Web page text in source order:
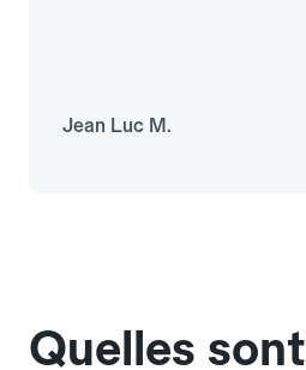
Jean Luc M.
Quelles